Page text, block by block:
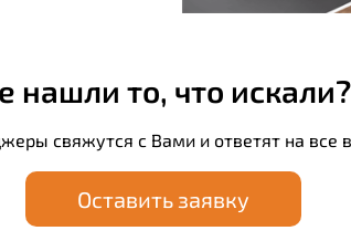
нашли то, что искали?
свяжутся с Вами и ответят на все
Оставить заявку